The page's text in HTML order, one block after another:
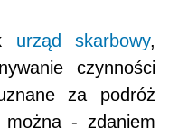
urząd skarbowy,
czynności
za podróż
można - zdaniem